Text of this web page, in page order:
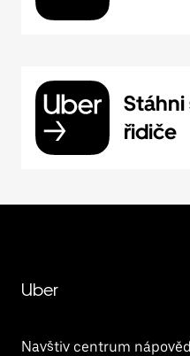
Stáhni
řidiče
Uber
Navštiv centrum